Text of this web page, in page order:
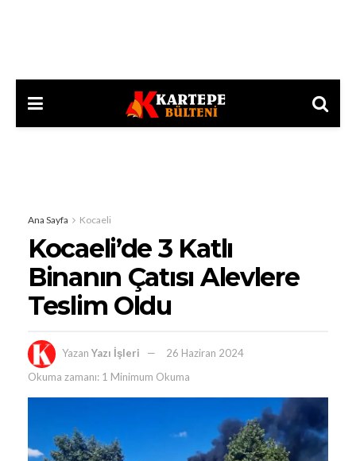
Ana Sayfa Kocaeli
Kocaeli’de 3 Katlı
Binanın Çatısı Alevlere
Teslim Oldu
Yazan Yazı İşleri
26 Haziran 2024
Okuma zamanı: 1 Minimum Okuma